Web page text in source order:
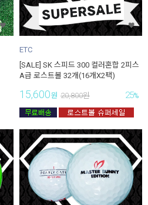
ETC
[SALE] SK 스피드 300 컬러혼합 2피스
A급 로스트볼 32개(16개X2팩)
15,600원 20,800원 25%